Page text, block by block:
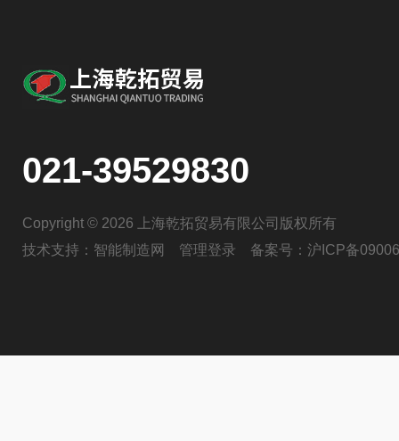
021-39529830
Copyright © 2026 上海乾拓贸易有限公司版权所有
技术支持： 智能制造网 管理登录 备案号： 沪ICP备